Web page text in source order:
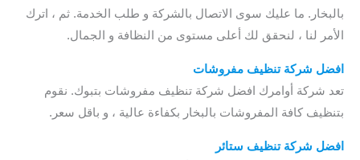
بالبخار. ما عليك سوى الاتصال بالشركة و طلب الخدمة. ثم ، اترك
الأمر لنا ، لنحقق لك أعلى مستوى من النظافة و الجمال.
افضل شركة تنظيف مفروشات
تعد شركة أوامرك افضل شركة تنظيف مفروشات بتبوك. نقوم
بتنظيف كافة المفروشات بالبخار بكفاءة عالية ، و باقل سعر.
افضل شركة تنظيف ستائر